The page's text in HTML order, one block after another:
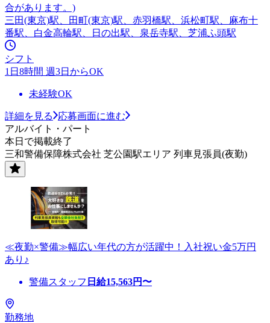
合があります。)
三田(東京)駅、田町(東京)駅、赤羽橋駅、浜松町駅、麻布十
番駅、白金高輪駅、日の出駅、泉岳寺駅、芝浦ふ頭駅
シフト
1日8時間 週3日からOK
未経験OK
詳細を見る
応募画面に進む
アルバイト・パート
本日で掲載終了
三和警備保障株式会社 芝公園駅エリア 列車見張員(夜勤)
≪夜勤×警備≫幅広い年代の方が活躍中！入社祝い金5万円
あり♪
警備スタッフ 日給15,563円〜
勤務地